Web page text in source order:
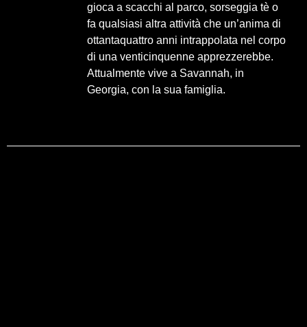
gioca a scacchi al parco, sorseggia tè o
fa qualsiasi altra attività che un’anima di
ottantaquattro anni intrappolata nel corpo
di una venticinquenne apprezzerebbe.
Attualmente vive a Savannah, in
Georgia, con la sua famiglia.